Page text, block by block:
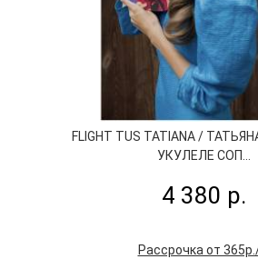
FLIGHT TUS TATIANA /
УКУЛЕЛЕ СОП...
4 380 р.
Рассрочка от